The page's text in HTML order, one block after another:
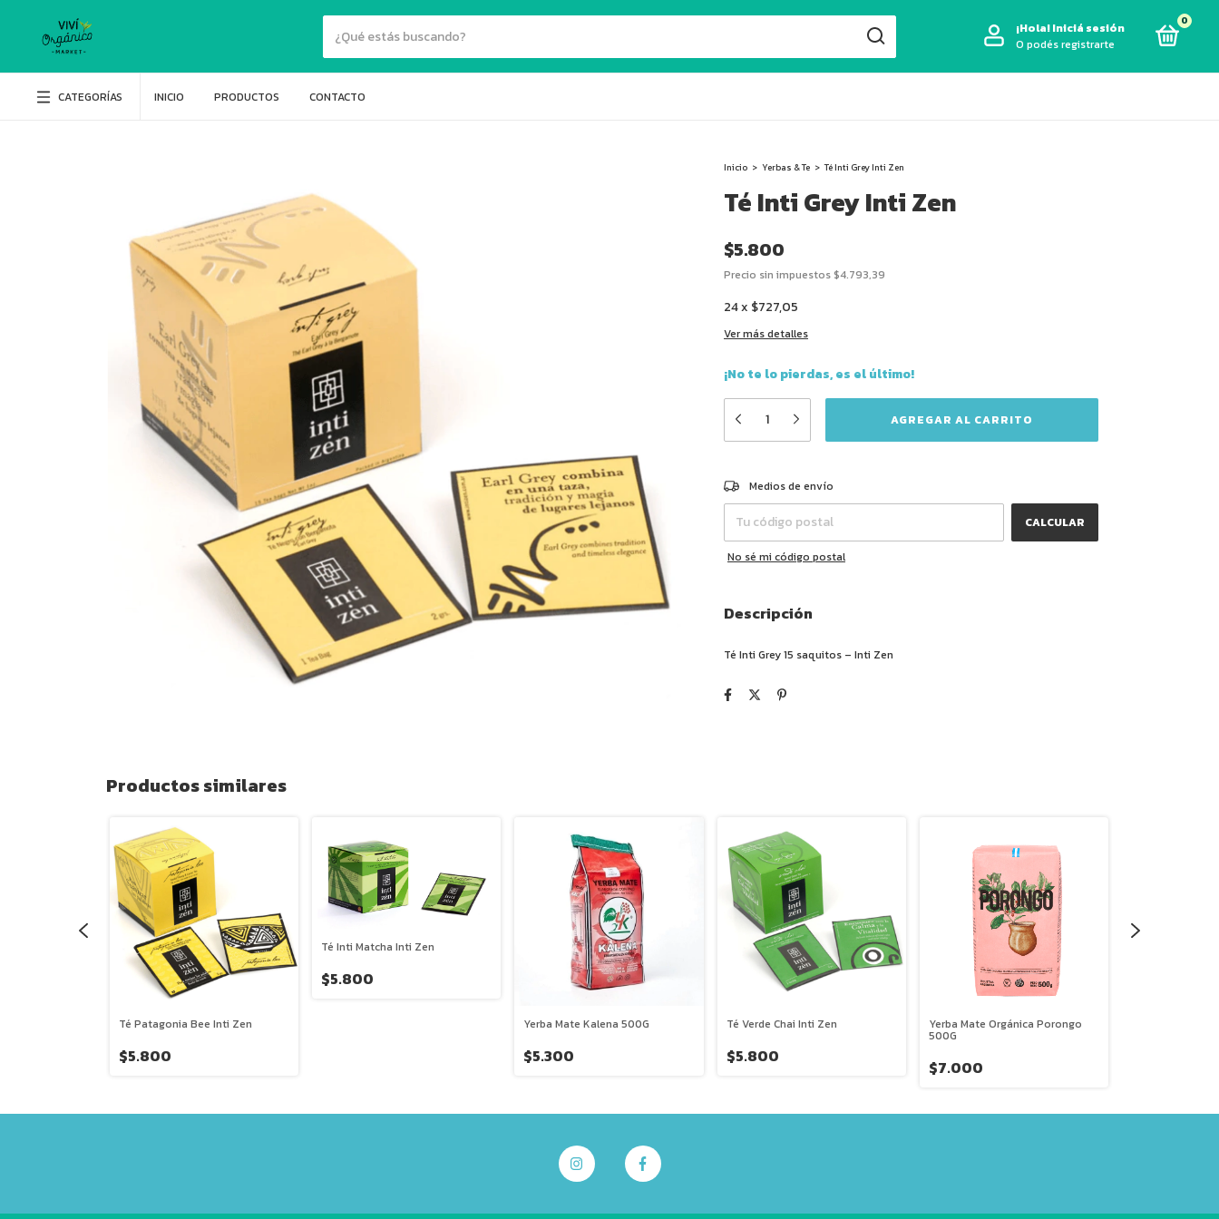
¡Hola!Iniciá sesión
O podés registrarte
0
CATEGORÍAS INICIO PRODUCTOS CONTACTO
Inicio > Yerbas & Te > Té Inti Grey Inti Zen
Té Inti Grey Inti Zen
$5.800
Precio sin impuestos$4.793,39
24x $727,05
Ver más detalles
¡No te lo pierdas, es el último!
Entregas para el CP:
Medios de envío
CALCULAR
No sé mi código postal
Descripción
Té Inti Grey 15 saquitos – Inti Zen
Productos similares
Té Patagonia Bee Inti Zen
$5.800
Té Inti Matcha Inti Zen
$5.800
Yerba Mate Kalena 500G
$5.300
Té Verde Chai Inti Zen
$5.800
Yerba Mate Orgánica Porongo
500G
$7.000